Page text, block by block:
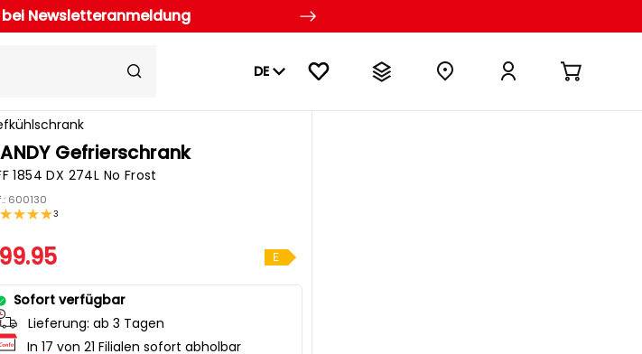
bei Newsletteranmeldung
DE
Gefrierschrank
1854 DX 274L No Frost
600130
3
E
Sofort verfügbar
Lieferung: ab 3 Tagen
In 17 von 21 Filialen sofort abholbar